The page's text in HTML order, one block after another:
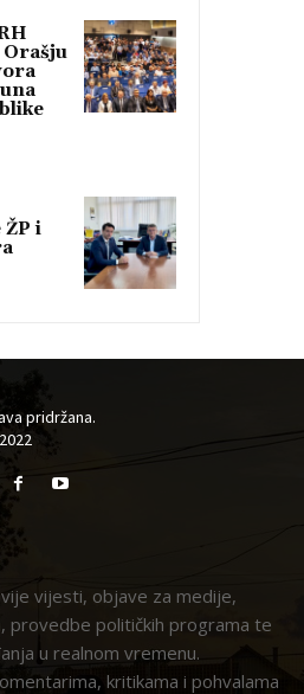
ŽP i
pridržana.
vijesti, objave za medije,
provedbe političkih programa te
u realnom vremenu.
kritikama i pohvalama